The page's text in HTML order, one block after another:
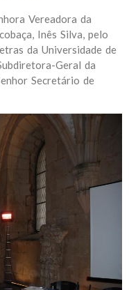
Vereadora da
Inês Silva, pelo
da Universidade de
Geral da
Secretário de